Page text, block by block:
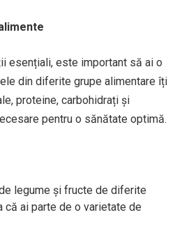
esențiali, este important să ai o
din diferite grupe alimentare îți
proteine, carbohidrați și
pentru o sănătate optimă.
legume și fructe de diferite
că ai parte de o varietate de